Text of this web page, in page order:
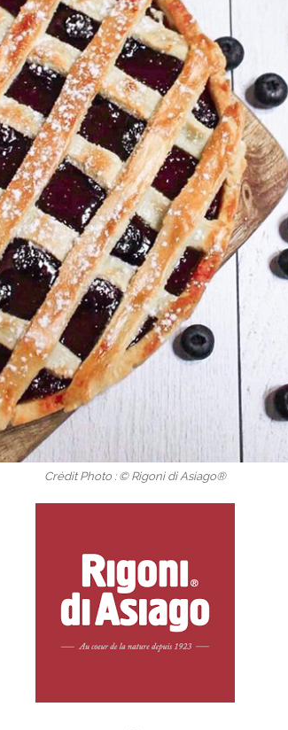
Crédit Photo : © Rigoni di Asiago®